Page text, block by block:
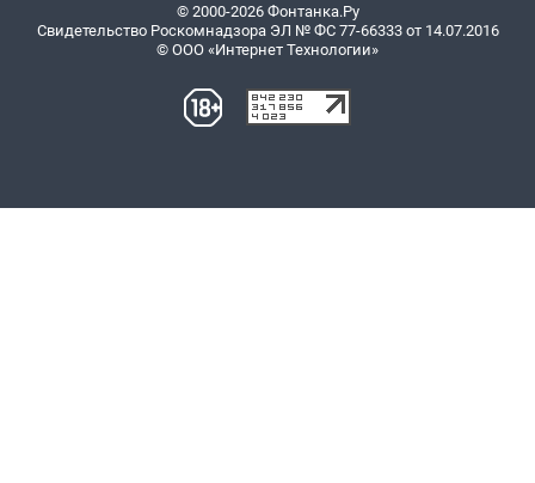
© 2000-2026 Фонтанка.Ру
Свидетельство Роскомнадзора ЭЛ № ФС 77-66333 от 14.07.2016
© ООО «Интернет Технологии»